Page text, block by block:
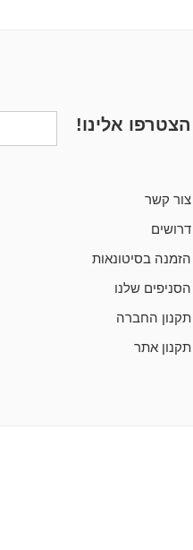
הצטרפו אלינו!
צור קשר
דרושים
הזמנה בסיטונאות
הסניפים שלנו
תקנון החברה
תקנון אתר